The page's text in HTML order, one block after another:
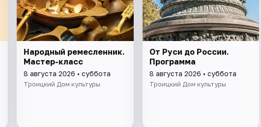
Народный ремесленник.
Мастер-класс
8 августа 2026 • суббота
Троицкий Дом культуры
От Руси до России.
Программа
8 августа 2026 • суббота
Троицкий Дом культуры